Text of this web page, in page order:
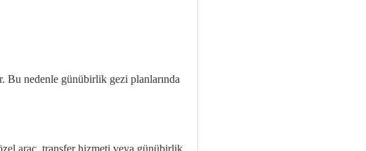
Bu nedenle günübirlik gezi planlarında